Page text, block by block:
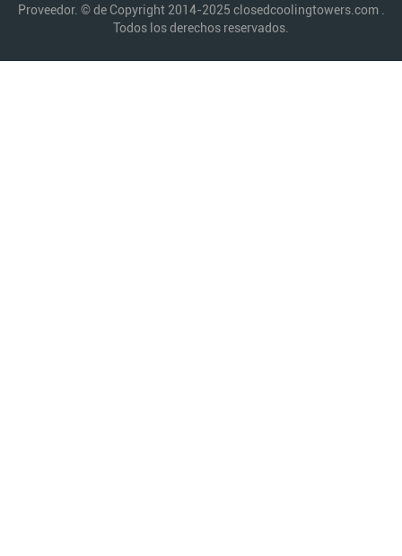
Proveedor. © de Copyright 2014-2025 closedcoolingtowers.com .
Todos los derechos reservados.